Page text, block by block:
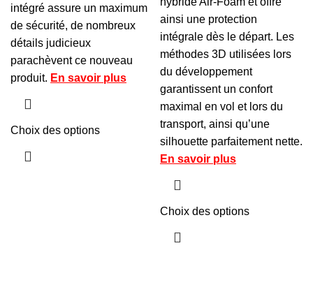
intégré assure un maximum
de sécurité, de nombreux
détails judicieux
parachèvent ce nouveau
produit. En savoir plus
Choix des options
ainsi une protection
intégrale dès le départ. Les
méthodes 3D utilisées lors
du développement
garantissent un confort
maximal en vol et lors du
transport, ainsi qu’une
silhouette parfaitement nette.
En savoir plus
Choix des options